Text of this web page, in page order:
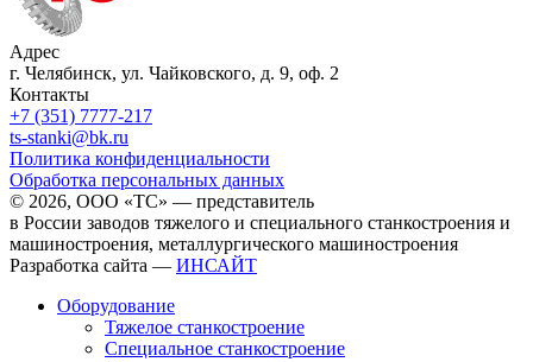
Адрес
г. Челябинск, ул. Чайковского, д. 9, оф. 2
Контакты
+7 (351) 7777-217
ts-stanki@bk.ru
Политика конфиденциальности
Обработка персональных данных
© 2026, ООО «ТС» — представитель
в России заводов тяжелого и специального станкостроения и
машиностроения, металлургического машиностроения
Разработка сайта — ИНСАЙТ
Оборудование
Тяжелое станкостроение
Специальное станкостроение